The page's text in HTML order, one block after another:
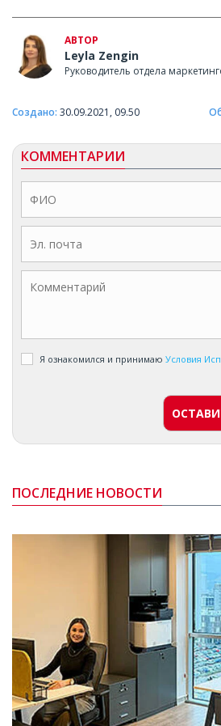
АВТОР
Leyla Zengin
Руководитель отдела
Создано: 30.09.2021, 09.50
КОММЕНТАРИИ
Я ознакомился и принимаю Условия
ПОСЛЕДНИЕ НОВОСТИ